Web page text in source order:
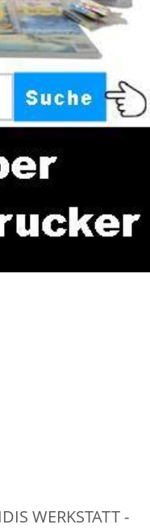
WERKSTATT -